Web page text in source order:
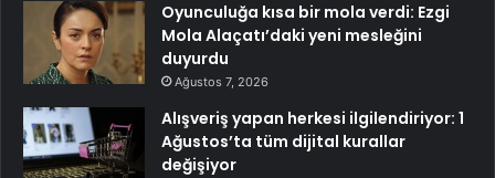
Oyunculuğa kısa bir mola verdi: Ezgi
Mola Alaçatı’daki yeni mesleğini
duyurdu
Ağustos 7, 2026
Alışveriş yapan herkesi ilgilendiriyor: 1
Ağustos’ta tüm dijital kurallar
değişiyor